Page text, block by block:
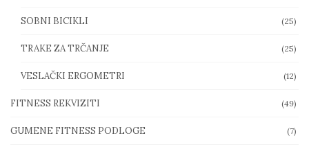
SOBNI BICIKLI (25)
TRAKE ZA TRČANJE (25)
VESLAČKI ERGOMETRI (12)
FITNESS REKVIZITI (49)
GUMENE FITNESS PODLOGE (7)